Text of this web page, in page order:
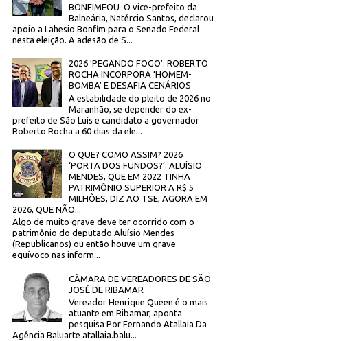
BONFIMEOU O vice-prefeito da
Balneária, Natércio Santos, declarou
apoio a Lahesio Bonfim para o Senado Federal
nesta eleição. A adesão de S...
2026 ‘PEGANDO FOGO’: ROBERTO
ROCHA INCORPORA ‘HOMEM-
BOMBA’ E DESAFIA CENÁRIOS
A estabilidade do pleito de 2026 no
Maranhão, se depender do ex-
prefeito de São Luís e candidato a governador
Roberto Rocha a 60 dias da ele...
O QUE? COMO ASSIM? 2026
‘PORTA DOS FUNDOS?’: ALUÍSIO
MENDES, QUE EM 2022 TINHA
PATRIMÔNIO SUPERIOR A R$ 5
MILHÕES, DIZ AO TSE, AGORA EM
2026, QUE NÃO...
Algo de muito grave deve ter ocorrido com o
patrimônio do deputado Aluísio Mendes
(Republicanos) ou então houve um grave
equívoco nas inform...
CÂMARA DE VEREADORES DE SÃO
JOSÉ DE RIBAMAR
Vereador Henrique Queen é o mais
atuante em Ribamar, aponta
pesquisa Por Fernando Atallaia Da
Agência Baluarte atallaia.balu...